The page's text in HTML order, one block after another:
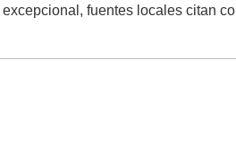
fuentes locales citan